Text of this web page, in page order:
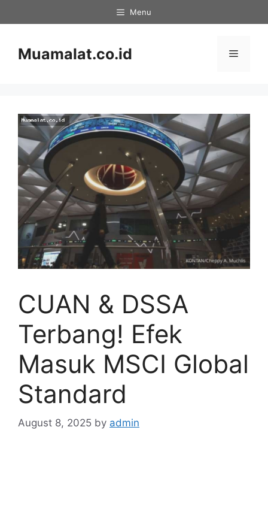
to
Menu
Muamalat.co.id Menu
CUAN & DSSA
Terbang! Efek
Masuk MSCI Global
Standard
August 8, 2025 by admin